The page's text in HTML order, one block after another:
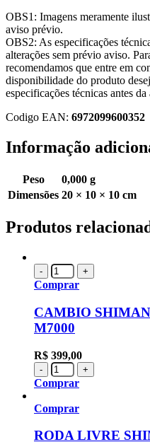
OBS1: Imagens meramente
aviso prévio.
OBS2: As especificações
alterações sem prévio aviso.
recomendamos que entre em
disponibilidade do produto
especificações técnicas antes da
Codigo EAN: 6972099600352
Informação
Peso
0,000 g
Dimensões 20 × 10 × 10 cm
Produtos
- +
Comprar
CAMBIO
M7000
R$ 399,00
- +
Comprar
Comprar
RODA LIVRE